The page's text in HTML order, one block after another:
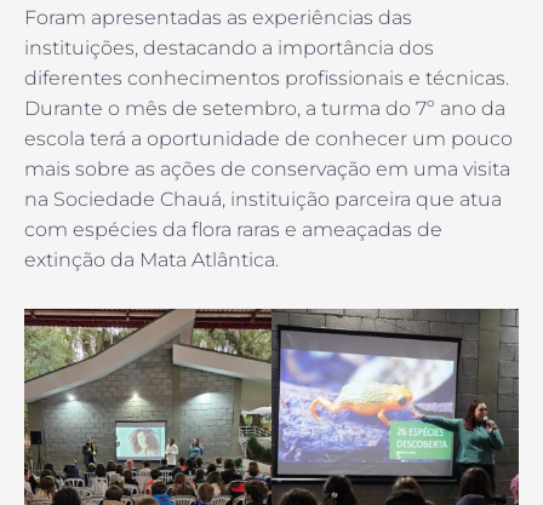
Foram apresentadas as experiências das
instituições, destacando a importância dos
diferentes conhecimentos profissionais e técnicas.
Durante o mês de setembro, a turma do 7º ano da
escola terá a oportunidade de conhecer um pouco
mais sobre as ações de conservação em uma visita
na Sociedade Chauá, instituição parceira que atua
com espécies da flora raras e ameaçadas de
extinção da Mata Atlântica.